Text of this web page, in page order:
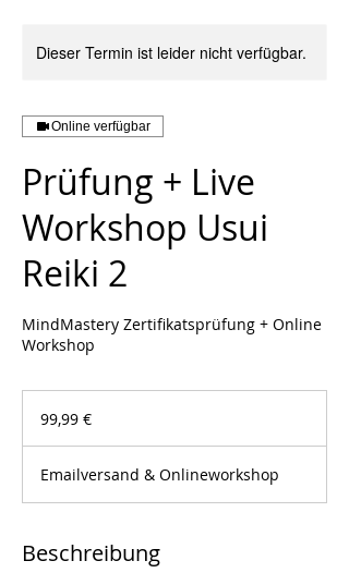
Dieser Termin ist leider nicht verfügbar.
Online verfügbar
Prüfung + Live
Workshop Usui
Reiki 2
MindMastery Zertifikatsprüfung + Online
Workshop
99,99 €
Emailversand & Onlineworkshop
Beschreibung